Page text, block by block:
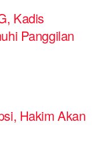
Kadis
Panggilan
Hakim Akan